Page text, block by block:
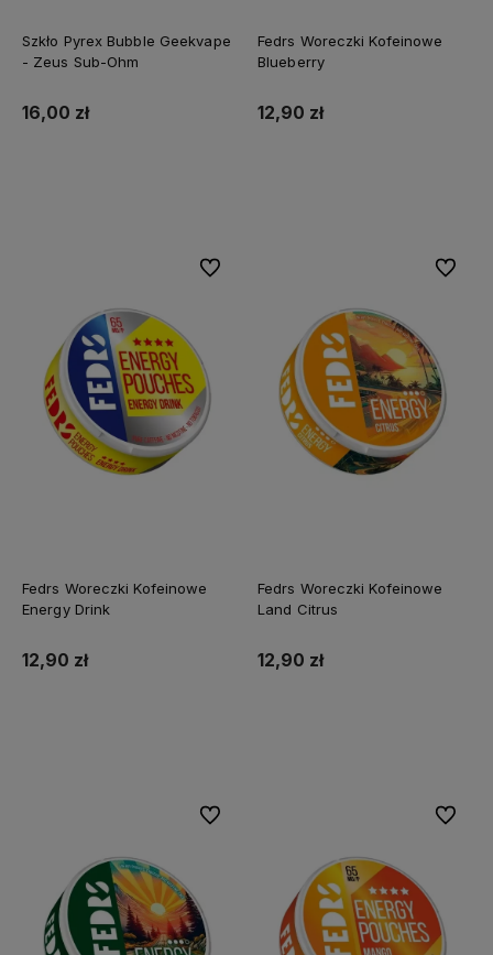
Szkło Pyrex Bubble Geekvape
- Zeus Sub-Ohm
16,00 zł
Fedrs Woreczki Kofeinowe
Blueberry
12,90 zł
Fedrs Woreczki Kofeinowe
Energy Drink
12,90 zł
Do ulubionych
Fedrs Woreczki Kofeinowe
Land Citrus
12,90 zł
Do
Do ulubionych Do